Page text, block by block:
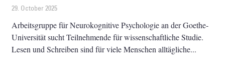
29. October 2025
Arbeitsgruppe für Neurokognitive Psychologie an der Goethe-
Universität sucht Teilnehmende für wissenschaftliche Studie.
Lesen und Schreiben sind für viele Menschen alltägliche